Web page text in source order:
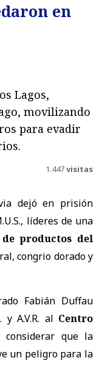
en
Lagos,
movilizando
para evadir
1.447visitas
dejó en prisión
líderes de una
productos del
congrio dorado y
Fabián Duffau
y A.V.R. al Centro
que la
un peligro para la